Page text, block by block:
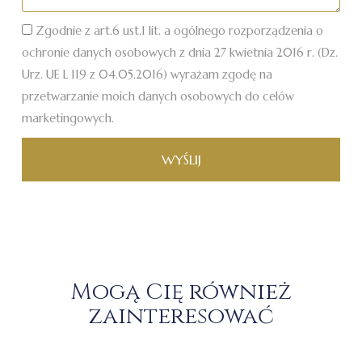
Zgodnie z art.6 ust.1 lit. a ogólnego rozporządzenia o
ochronie danych osobowych z dnia 27 kwietnia 2016 r. (Dz.
Urz. UE L 119 z 04.05.2016) wyrażam zgodę na
przetwarzanie moich danych osobowych do celów
marketingowych.
WYŚLIJ
Mogą Cię również
zainteresować